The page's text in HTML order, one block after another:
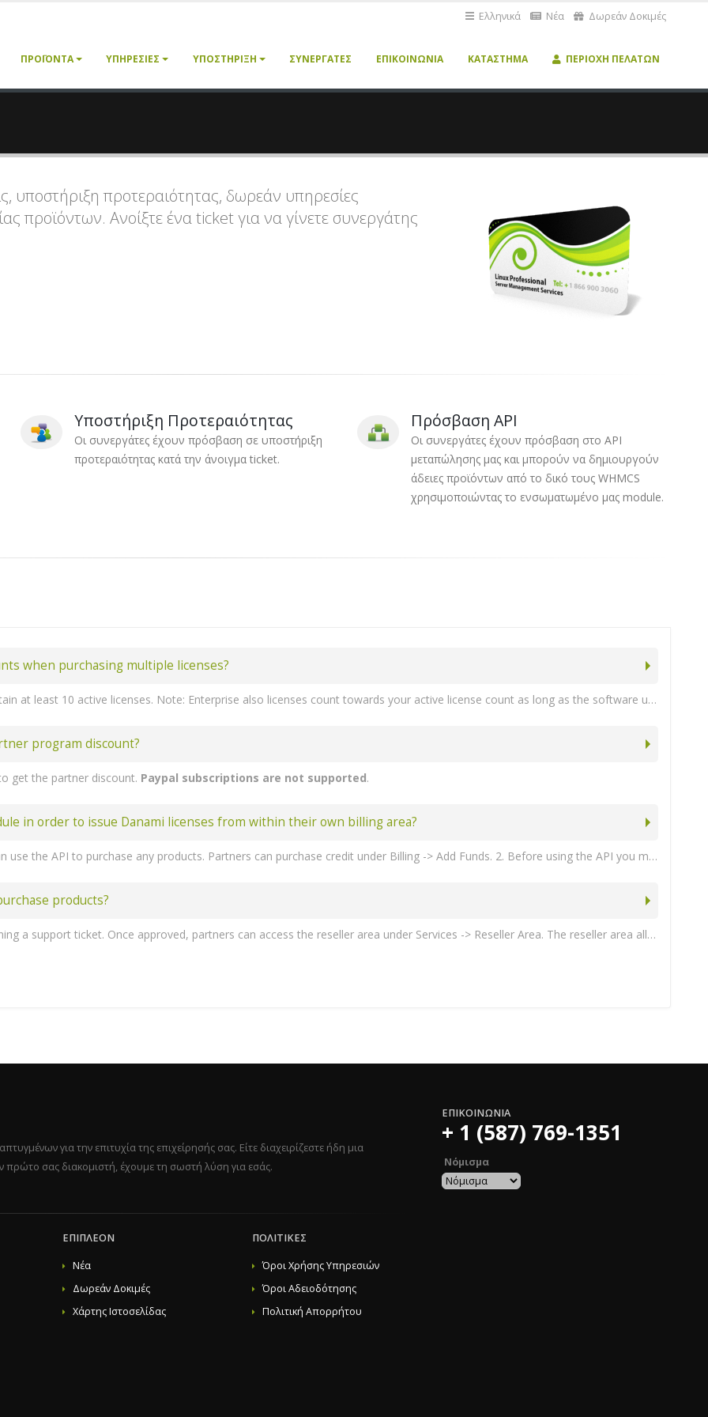
Ελληνικά Νέα Δωρεάν Δοκιμές
ΠΡΟΪΌΝΤΑ ΥΠΗΡΕΣΊΕΣ ΥΠΟΣΤΉΡΙΞΗ ΣΥΝΕΡΓΆΤΕΣ ΕΠΙΚΟΙΝΩΝΊΑ ΚΑΤΆΣΤΗΜΑ ΠΕΡΙΟΧΉ ΠΕΛΑΤΏΝ
υποστήριξη προτεραιότητας, δωρεάν υπηρεσίες
προϊόντων. Ανοίξτε ένα ticket για να γίνετε συνεργάτης
Υποστήριξη Προτεραιότητας
Οι συνεργάτες έχουν πρόσβαση σε υποστήριξη
προτεραιότητας κατά την άνοιγμα ticket.
Πρόσβαση API
Οι συνεργάτες έχουν πρόσβαση στο API
μεταπώλησης μας και μπορούν να δημιουργούν
άδειες προϊόντων από το δικό τους WHMCS
χρησιμοποιώντας το ενσωματωμένο μας module.
when purchasing multiple licenses?
We do have a program for service providers who maintain at least 10 active licenses. Note: Enterprise also licenses count towards your active license count as long as the software update subscription is active.
program discount?
get the partner discount. Paypal subscriptions are not supported.
in order to issue Danami licenses from within their own billing area?
Partners must maintain a credit balance before they can use the API to purchase any products. Partners can purchase credit under Billing -> Add Funds. 2. Before using the API you must add the server IP addresses that you are going to be connecting from under Reseller -> Settings -> Allowed IP addresses (comma separated).
New Group'. 7. Enter the name, click on your previously created server, press 'Add' and then 'Save Changes'. 8. The next step to follow is creating a product and its group. Forward to 'System settings' -> 'Products/Services' -> 'Products/Services' and create a new group. 9. Enter a product group name and press 'Save Changes' . 10. When you have a product group, you can assign your product to it. To create a product, click on 'Create a New Product'. You will have add a product for every Danami edition that you want to support. Danami provides the following products to resellers:
type to "other", then select the previously created product group from the dropdown menu and provide a product name matching the same Danami product name. Finally, find the uploaded
products?
Partners can request access to our reseller API by opening a support ticket. Once approved, partners can access the reseller area under Services -> Reseller Area. The reseller area allows you to view all orders placed though the API. You can also generate your API key credentials or restrict your API access to specific IP addresses under the Reseller -> Settings page. 2. Partners must maintain a credit balance before they can use the API to purchase any products. Partners can purchase credit under Billing -> Add Funds.
για την επιτυχία της επιχείρησής σας. Είτε διαχειρίζεστε ήδη μια
πρώτο σας διακομιστή, έχουμε τη σωστή λύση για εσάς.
ΕΠΙΠΛΈΟΝ
Νέα
Δωρεάν Δοκιμές
Χάρτης Ιστοσελίδας
ΠΟΛΙΤΙΚΈΣ
Όροι Χρήσης Υπηρεσιών
Όροι Αδειοδότησης
Πολιτική Απορρήτου
ΕΠΙΚΟΙΝΩΝΊΑ
+ 1 (587) 769-1351
Νόμισμα